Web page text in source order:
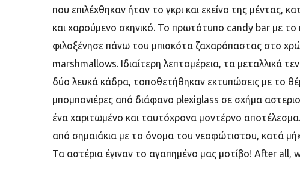
που επιλέχθηκαν ήταν το γκρι και εκείνο της μέντας,
και χαρούμενο σκηνικό. To πρωτότυπο candy bar με
φιλοξένησε πάνω του μπισκότα ζαχαρόπαστας στο
marshmallows. Ιδιαίτερη λεπτομέρεια, τα μεταλλικά
δύο λευκά κάδρα, τοποθετήθηκαν εκτυπώσεις με το
μπομπονιέρες από διάφανο plexiglass σε σχήμα
ένα χαριτωμένο και ταυτόχρονα μοντέρνο
από σημαιάκια με το όνομα του νεοφώτιστου, κατά
Τα αστέρια έγιναν το αγαπημένο μας μοτίβο! After all,